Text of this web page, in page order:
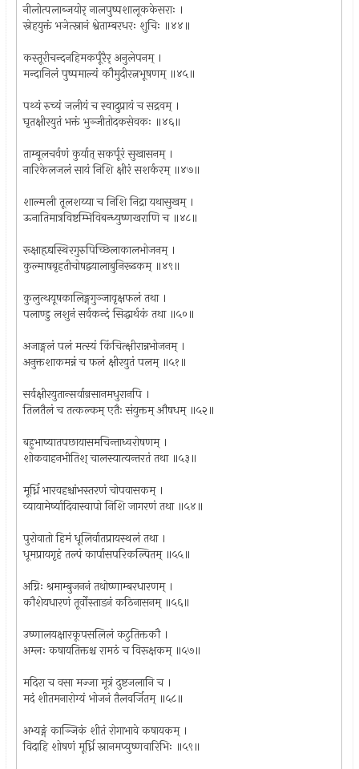
नीलोत्पलाब्जयोर् नालपुष्पशालूककेसराः ।
स्नेहयुक्तं भजेत्स्नानं श्वेताम्बरधरः शुचिः ॥४४॥
कस्तूरीचन्दनहिमकर्पूरैर् अनुलेपनम् ।
मन्दानिलं पुष्पमाल्यं कौमुदीरत्नभूषणम् ॥४५॥
पथ्यं रुच्यं जलीयं च स्वादुप्रायं च सद्रवम् ।
घृतक्षीरयुतं भक्तं भुञ्जीतोदकसेवकः ॥४६॥
ताम्बूलचर्वणं कुर्यात् सकर्पूरं सुखासनम् ।
नारिकेलजलं सायं निशि क्षीरं सशर्करम् ॥४७॥
शाल्मली तूलशय्या च निशि निद्रा यथासुखम् ।
ऊनातिमात्रविष्टम्भिविबन्ध्युष्णखराणि च ॥४८॥
रूक्षाहृद्यस्थिरगुरुपिच्छिलाकालभोजनम् ।
कुल्माषबृहतीचोषद्वयालाबुनिरूढकम् ॥४९॥
कुलुत्थयूषकालिङ्गगुञ्जावृक्षफलं तथा ।
पलाण्डु लशुनं सर्वकन्दं सिद्धार्थकं तथा ॥५०॥
अजाङ्गलं पलं मत्स्यं किंचित्क्षीरान्नभोजनम् ।
अनुक्तशाकमन्नं च फलं क्षीरयुतं पलम् ॥५१॥
सर्वक्षीरयुतान्सर्वान्रसानमधुरानपि ।
तिलतैलं च तत्कल्कम् एतैः संयुक्तम् औषधम् ॥५२॥
बहुभाष्यातपछायासमचिन्ताध्वरोषणम् ।
शोकवाहनभीतिश् चालस्यात्यन्तरतं तथा ॥५३॥
मूर्ध्नि भारवहश्चांभस्तरणं चोपवासकम् ।
व्यायामेर्ष्यादिवास्वापो निशि जागरणं तथा ॥५४॥
पुरोवातो हिमं धूलिर्वातप्रायस्थलं तथा ।
धूमप्रायगृहं तल्पं कार्पासपरिकल्पितम् ॥५५॥
अग्निः श्रमाम्बुजननं तथोष्णाम्बरधारणम् ।
कौशेयधारणं तूर्वोस्ताडनं कठिनासनम् ॥५६॥
उष्णालयक्षारकूपसलिलं कटुतिक्तकौ ।
अम्लः कषायतिक्तश्च रामठं च विरूक्षकम् ॥५७॥
मदिरा च वसा मज्जा मूत्रं दुष्टजलानि च ।
मदं शीतमनारोग्यं भोजनं तैलवर्जितम् ॥५८॥
अभ्यङ्गं काञ्जिकं शीतं रोगाभावे कषायकम् ।
विदाहि शोषणं मूर्ध्नि स्नानमप्युष्णवारिभिः ॥५९॥